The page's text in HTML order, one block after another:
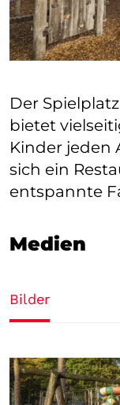
Der
bietet
Kinder jeden
sich ein
entspannte
Medien
Bilder